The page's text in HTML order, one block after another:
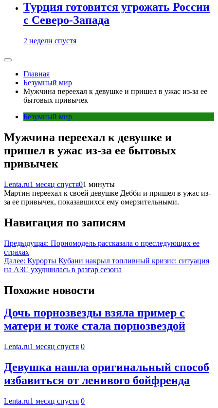
Турция готовится угрожать России
с Северо-Запада
2 недели спустя
Главная
Безумный мир
Мужчина переехал к девушке и пришел в ужас из-за ее
бытовых привычек
Безумный мир
Мужчина переехал к девушке и
пришел в ужас из-за ее бытовых
привычек
Lenta.ru1 месяц спустя01 минуты
Мартин переехал к своей девушке Дебби и пришел в ужас из-
за ее привычек, показавшихся ему омерзительными.
Навигация по записям
Предыдущая: Порномодель рассказала о преследующих ее
страхах
Далее: Курорты Кубани накрыл топливный кризис: ситуация
на АЗС ухудшилась в разгар сезона
Похожие новости
Дочь порнозвезды взяла пример с
матери и тоже стала порнозвездой
Lenta.ru1 месяц спустя 0
Девушка нашла оригинальный способ
избавиться от ленивого бойфренда
Lenta.ru1 месяц спустя 0